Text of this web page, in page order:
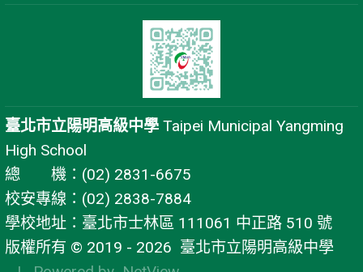
臺北市立陽明高級中學 Taipei Municipal Yangming
High School
總 機：(02) 2831-6675
校安專線：(02) 2838-7884
學校地址：臺北市士林區 111061 中正路 510 號
版權所有 © 2019 - 2026 臺北市立陽明高級中學